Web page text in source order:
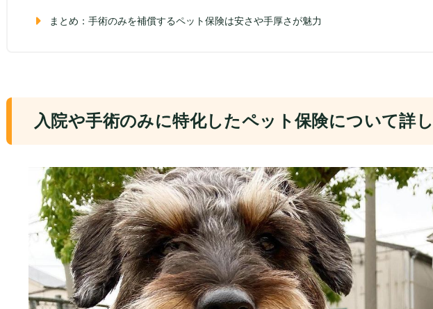
まとめ：手術のみを補償するペット保険は安さや手厚さが魅力
入院や手術のみに特化したペット保険について詳